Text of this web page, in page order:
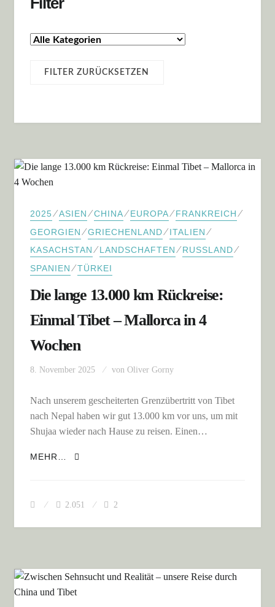
2025 ⁄ASIEN ⁄CHINA⁄EUROPA⁄FRANKREICH ⁄
GEORGIEN ⁄GRIECHENLAND⁄ITALIEN ⁄
KASACHSTAN⁄LANDSCHAFTEN⁄RUSSLAND⁄
SPANIEN ⁄TÜRKEI
Die lange 13.000 km Rückreise:
Einmal Tibet – Mallorca in 4
Wochen
8. November 2025 von Oliver Gorny
Nach unserem gescheiterten Grenzübertritt von Tibet
nach Nepal haben wir gut 13.000 km vor uns, um mit
Shujaa wieder nach Hause zu reisen. Einen…
MEHR…
DIE LANGE 13.000 KM RÜCKREISE: EINMAL
2.051 2